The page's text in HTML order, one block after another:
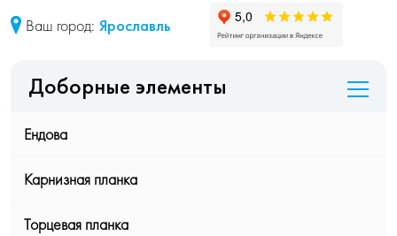
Ваш город: Ярославль
Доборные элементы
Ендова
Карнизная планка
Торцевая планка